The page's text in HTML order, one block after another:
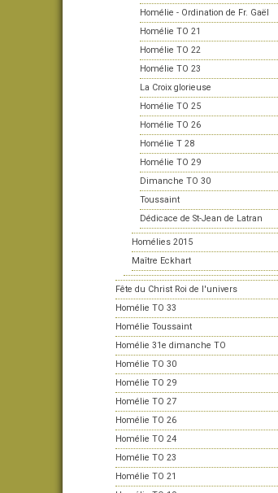
Homélie - Ordination de Fr. Gaël
Homélie TO 21
Homélie TO 22
Homélie TO 23
La Croix glorieuse
Homélie TO 25
Homélie TO 26
Homélie T 28
Homélie TO 29
Dimanche TO 30
Toussaint
Dédicace de St-Jean de Latran
Homélies 2015
Maître Eckhart
Fête du Christ Roi de l'univers
Homélie TO 33
Homélie Toussaint
Homélie 31e dimanche TO
Homélie TO 30
Homélie TO 29
Homélie TO 27
Homélie TO 26
Homélie TO 24
Homélie TO 23
Homélie TO 21